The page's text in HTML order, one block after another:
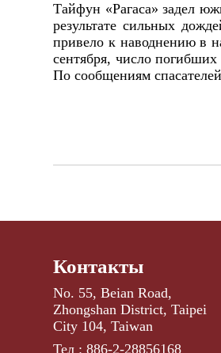
Тайфун «Рагаса» задел
результате сильных
привело к наводнению в
сентября, число
По сообщениям
Контакты
No. 55, Beian Road,
Zhongshan District, Taipei
City 104, Taiwan
Тел : 886-2-28856168